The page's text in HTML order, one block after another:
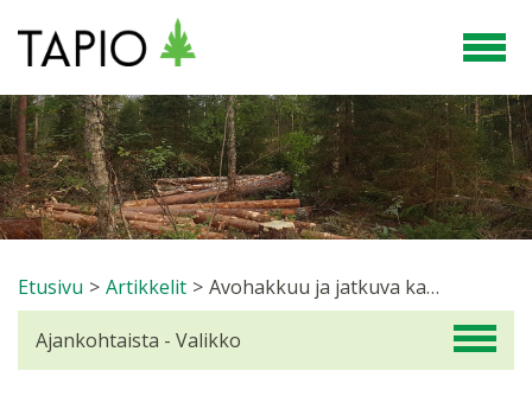
Etusivu > Artikkelit > Avohakkuu ja jatkuva kasvatus – kestävä metsätalous mahdollistuu käyttämällä monipuolisia menetelmiä
Ajankohtaista - Valikko